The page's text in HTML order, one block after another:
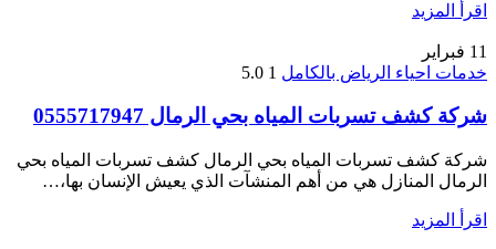
اقرأ المزيد
11 فبراير
خدمات احياء الرياض بالكامل 1
5.0
شركة كشف تسربات المياه بحي الرمال 0555717947
شركة كشف تسربات المياه بحي الرمال كشف تسربات المياه بحي
الرمال المنازل هي من أهم المنشآت الذي يعيش الإنسان بها،…
اقرأ المزيد